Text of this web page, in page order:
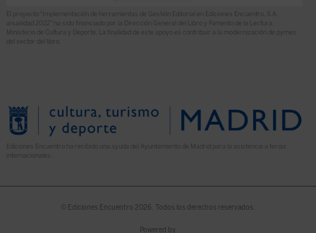
El proyecto “Implementación de herramientas de Gestión Editorial en Ediciones Encuentro, S.A.
anualidad 2022” ha sido financiado por la Dirección General del Libro y Fomento de la Lectura,
Ministerio de Cultura y Deporte. La finalidad de este apoyo es contribuir a la modernización de pymes
del sector del libro.
Ediciones Encuentro ha recibido una ayuda del Ayuntamiento de Madrid para la asistencia a ferias
© Ediciones Encuentro 2026. Todos los derechos reservados.
Powered by